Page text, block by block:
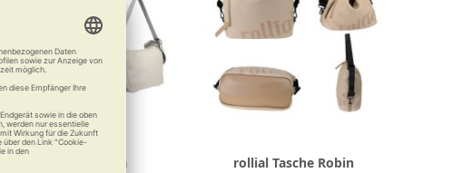
rollial Tasche Elisa
rollial Tasche Robin